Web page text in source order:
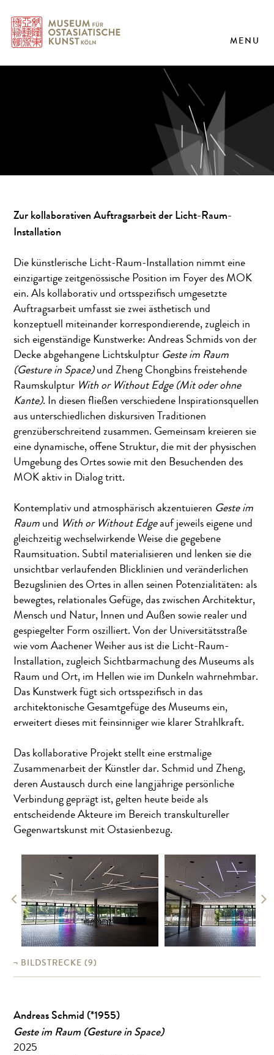
MENU
Zur kollaborativen Auftragsarbeit der Licht-Raum-
Installation
Die künstlerische Licht-Raum-Installation nimmt eine
einzigartige zeitgenössische Position im Foyer des MOK
ein. Als kollaborativ und ortsspezifisch umgesetzte
Auftragsarbeit umfasst sie zwei ästhetisch und
konzeptuell miteinander korrespondierende, zugleich in
sich eigenständige Kunstwerke: Andreas Schmids von der
Decke abgehangene Lichtskulptur Geste im Raum
(Gesture in Space) und Zheng Chongbins freistehende
Raumskulptur With or Without Edge (Mit oder ohne
Kante). In diesen fließen verschiedene Inspirationsquellen
aus unterschiedlichen diskursiven Traditionen
grenzüberschreitend zusammen. Gemeinsam kreieren sie
eine dynamische, offene Struktur, die mit der physischen
Umgebung des Ortes sowie mit den Besuchenden des
MOK aktiv in Dialog tritt.
Kontemplativ und atmosphärisch akzentuieren Geste im
Raum und With or Without Edgeauf jeweils eigene und
gleichzeitig wechselwirkende Weise die gegebene
Raumsituation. Subtil materialisieren und lenken sie die
unsichtbar verlaufenden Blicklinien und veränderlichen
Bezugslinien des Ortes in allen seinen Potenzialitäten: als
bewegtes, relationales Gefüge, das zwischen Architektur,
Mensch und Natur, Innen und Außen sowie realer und
gespiegelter Form oszilliert. Von der Universitätsstraße
wie vom Aachener Weiher aus ist die Licht-Raum-
Installation, zugleich Sichtbarmachung des Museums als
Raum und Ort, im Hellen wie im Dunkeln wahrnehmbar.
Das Kunstwerk fügt sich ortsspezifisch in das
architektonische Gesamtgefüge des Museums ein,
erweitert dieses mit feinsinniger wie klarer Strahlkraft.
Das kollaborative Projekt stellt eine erstmalige
Zusammenarbeit der Künstler dar. Schmid und Zheng,
deren Austausch durch eine langjährige persönliche
Verbindung geprägt ist, gelten heute beide als
entscheidende Akteure im Bereich transkultureller
Gegenwartskunst mit Ostasienbezug.
BILDSTRECKE (9)
Andreas Schmid (*1955)
Geste im Raum (Gesture in Space)
2025